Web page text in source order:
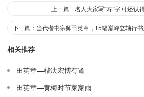
上一篇：名人大家写“寿”字 可还认
相关推荐
田英章—楷法宏博有道
田英章—黄梅时节家家雨